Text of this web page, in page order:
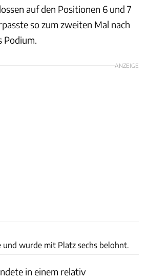
auf den Positionen 6 und 7
so zum zweiten Mal nach
Podium.
ANZEIGE
wurde mit Platz sechs belohnt.
in einem relativ